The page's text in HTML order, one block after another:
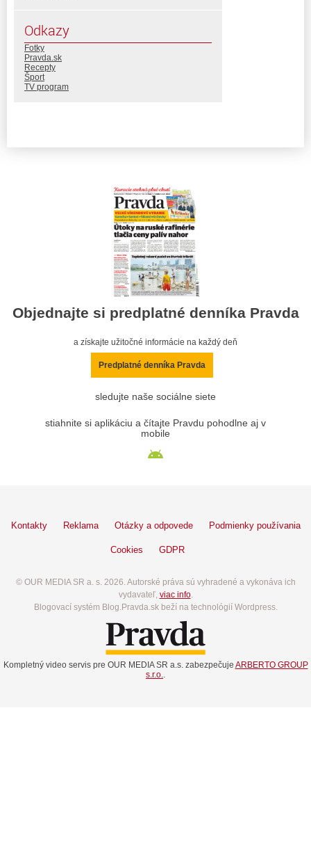
Odkazy
Fotky
Pravda.sk
Recepty
Šport
TV program
Objednajte si predplatné denníka Pravda
a získajte užitočné informácie na každý deň
Predplatné denníka Pravda
sledujte naše sociálne siete
stiahnite si aplikáciu a čítajte Pravdu pohodlne aj v
mobile
Kontakty Reklama Otázky a odpovede Podmienky používania
Cookies GDPR
© OUR MEDIA SR a. s. 2026. Autorské práva sú vyhradené a vykonáva ich
vydavateľ, viac info.
Blogovací systém Blog.Pravda.sk beží na technológií Wordpress.
Kompletný video servis pre OUR MEDIA SR a.s. zabezpečuje ARBERTO GROUP
s.r.o..